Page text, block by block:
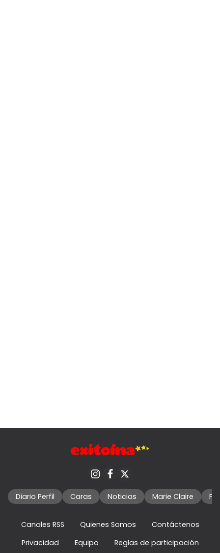
Diario Perfil Caras Noticias Marie Claire
Canales RSS Quienes Somos
Contáctenos
Privacidad
Equipo Reglas de participación